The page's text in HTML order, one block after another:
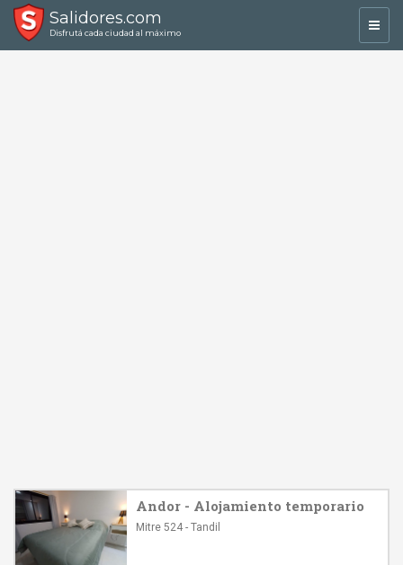
Salidores.com
Disfrutá cada ciudad al máximo
Andor - Alojamiento temporario
Mitre 524 - Tandil